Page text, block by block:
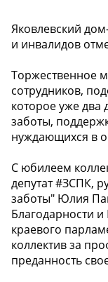
Яковлевский
и инвалидов
Торжественное
сотрудников,
которое уже два
заботы,
нуждающихся в
С юбилеем
депутат #ЗСПК,
заботы" Юлия
Благодарности
краевого
коллектив за
преданность